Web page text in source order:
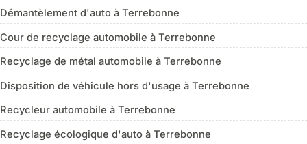
Démantèlement d'auto à Terrebonne
Cour de recyclage automobile à Terrebonne
Recyclage de métal automobile à Terrebonne
Disposition de véhicule hors d'usage à Terrebonne
Recycleur automobile à Terrebonne
Recyclage écologique d'auto à Terrebonne